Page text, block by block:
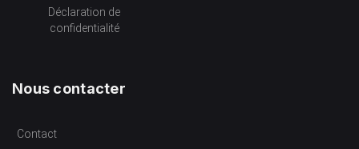
Déclaration de
confidentialité
Nous contacter
Contact